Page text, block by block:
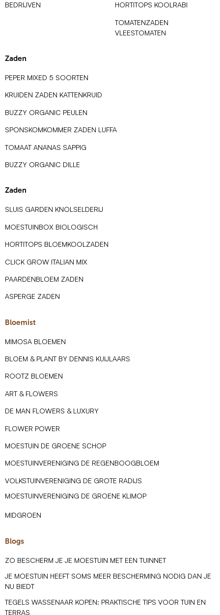
BEDRIJVEN HORTITOPS KOOLRABI
TOMATENZADEN
VLEESTOMATEN
Zaden
PEPER MIXED 5 SOORTEN
KRUIDEN ZADEN KATTENKRUID
BUZZY ORGANIC PEULEN
SPONSKOMKOMMER ZADEN LUFFA
TOMAAT ANANAS SAPPIG
BUZZY ORGANIC DILLE
Zaden
SLUIS GARDEN KNOLSELDERIJ
MOESTUINBOX BIOLOGISCH
HORTITOPS BLOEMKOOLZADEN
CLICK GROW ITALIAN MIX
PAARDENBLOEM ZADEN
ASPERGE ZADEN
Bloemist
MIMOSA BLOEMEN
BLOEM & PLANT BY DENNIS KUIJLAARS
ROOTZ BLOEMEN
ART & FLOWERS
DE MAN FLOWERS & LUXURY
FLOWER POWER
MOESTUIN DE GROENE SCHOP
MOESTUINVERENIGING DE REGENBOOGBLOEM
VOLKSTUINVERENIGING DE GROTE RADIJS
MOESTUINVERENIGING DE GROENE KLIMOP
MIDGROEN
Blogs
ZO BESCHERM JE JE MOESTUIN MET EEN TUINNET
JE MOESTUIN HEEFT SOMS MEER BESCHERMING NODIG DAN JE
NU BIEDT
TEGELS WASSENAAR KOPEN: PRAKTISCHE TIPS VOOR TUIN EN
TERRAS